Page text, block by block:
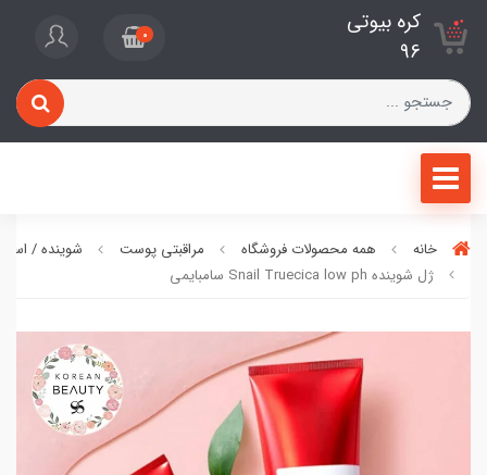
کره بیوتی
96
0
خانه همه محصولات فروشگاه مراقبتی پوست
شوینده /
ژل شوینده Snail Truecica low ph سامبایمی